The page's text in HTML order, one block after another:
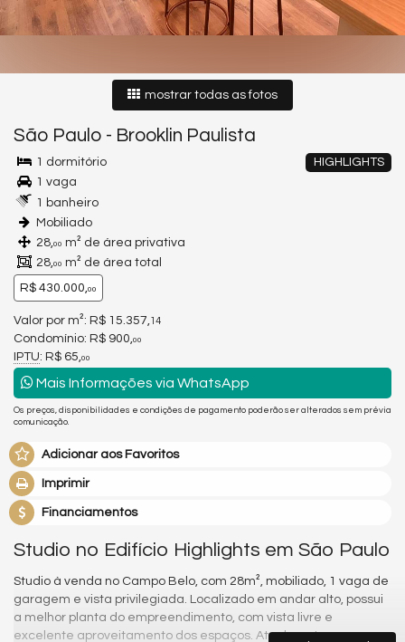
mostrar todas as fotos
São Paulo - Brooklin Paulista
HIGHLIGHTS
1 dormitório
1 vaga
1 banheiro
Mobiliado
28,00 m² de área privativa
28,00 m² de área total
R$ 430.000,00
Valor por m²: R$ 15.357, 14
Condomínio: R$ 900, 00
IPTU: R$ 65, 00
Mais Informações via WhatsApp
Os preços, disponibilidades e condições de pagamento poderão ser alterados sem prévia
comunicação.
Adicionar aos Favoritos
Imprimir
Financiamentos
Studio no Edifício Highlights em São Paulo
Studio à venda no Campo Belo, com 28m², mobiliado, 1 vaga de
garagem e vista privilegiada. Localizado em andar alto, possui
a melhor planta do empreendimento, com vista livre e
excelente aproveitamento dos espaços. Atualmente em